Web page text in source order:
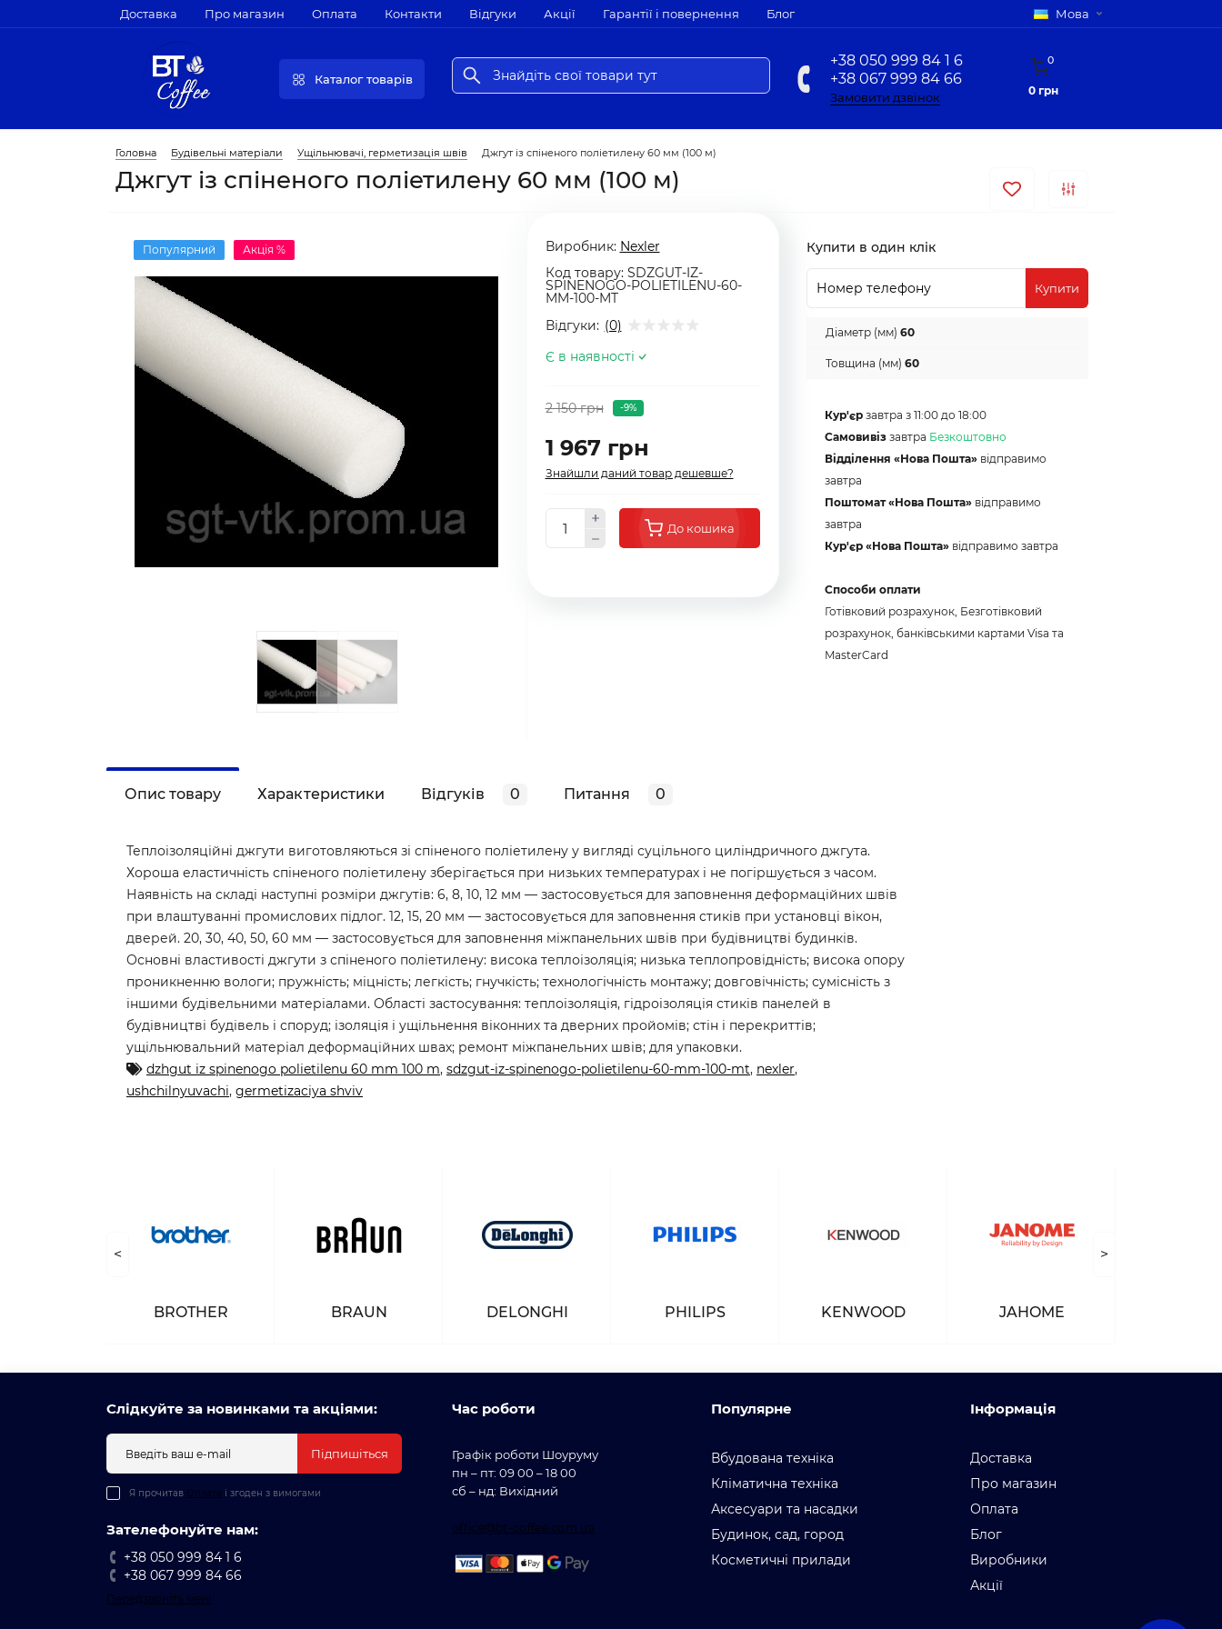
Доставка Про магазин Оплата Контакти Відгуки Акції Гарантії і повернення Блог Мова
Каталог товарів
+38 050 999 84 1 6
+38 067 999 84 66
Замовити дзвінок
0
0 грн
Головна Будівельні матеріали Ущільнювачі, герметизація швів Джгут із спіненого поліетилену 60 мм (100 м)
Джгут із спіненого поліетилену 60 мм (100 м)
Популярний Акція % Виробник: Nexler
Код товару: SDZGUT-IZ-
SPINENOGO-POLIETILENU-60-
MM-100-MT
Відгуки: (0)
Є в наявності
2 150 грн -9%
1 967 грн
Знайшли даний товар дешевше?
До кошика
Купити в один клік
Купити
Діаметр (мм) 60
Товщина (мм) 60
Кур'єр завтра з 11:00 до 18:00
Самовивіз завтра Безкоштовно
Відділення «Нова Пошта» відправимо
завтра
Поштомат «Нова Пошта» відправимо
завтра
Кур'єр «Нова Пошта» відправимо завтра
Способи оплати
Готівковий розрахунок, Безготівковий
розрахунок, банківськими картами Visa та
MasterCard
Опис товару Характеристики Відгуків 0 Питання 0
Теплоізоляційні джгути виготовляються зі спіненого поліетилену у вигляді суцільного циліндричного джгута.
Хороша еластичність спіненого поліетилену зберігається при низьких температурах і не погіршується з часом.
Наявність на складі наступні розміри джгутів: 6, 8, 10, 12 мм — застосовується для заповнення деформаційних швів
при влаштуванні промислових підлог. 12, 15, 20 мм — застосовується для заповнення стиків при установці вікон,
дверей. 20, 30, 40, 50, 60 мм — застосовується для заповнення міжпанельних швів при будівництві будинків.
Основні властивості джгути з спіненого поліетилену: висока теплоізоляція; низька теплопровідність; висока опору
проникненню вологи; пружність; міцність; легкість; гнучкість; технологічність монтажу; довговічність; сумісність з
іншими будівельними матеріалами. Області застосування: теплоізоляція, гідроізоляція стиків панелей в
будівництві будівель і споруд; ізоляція і ущільнення віконних та дверних пройомів; стін і перекриттів;
ущільнювальний матеріал деформаційних швах; ремонт міжпанельних швів; для упаковки.
dzhgut iz spinenogo polietilenu 60 mm 100 m, sdzgut-iz-spinenogo-polietilenu-60-mm-100-mt, nexler,
ushchilnyuvachi, germetizaciya shviv
<
BROTHER BRAUN DELONGHI PHILIPS KENWOOD JAHOME
>
Слідкуйте за новинками та акціями:
Підпишіться
Я прочитав Оплата і згоден з вимогами
Зателефонуйте нам:
+38 050 999 84 1 6
+38 067 999 84 66
Передзвоніть мені
Час роботи
Графік роботи Шоуруму
пн – пт: 09 00 – 18 00
сб – нд: Вихідний
office@bt-coffee.com.ua
Популярне
Вбудована техніка
Кліматична техніка
Аксесуари та насадки
Будинок, сад, город
Косметичні прилади
Інформація
Доставка
Про магазин
Оплата
Блог
Виробники
Акції